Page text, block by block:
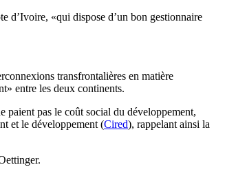
d’Ivoire, «qui dispose d’un bon gestionnaire
transfrontalières en matière
entre les deux continents.
paient pas le coût social du développement,
et le développement (Cired), rappelant ainsi la